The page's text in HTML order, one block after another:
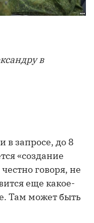
в
в запросе, до 8
«создание
говоря, не
еще какое-
Там может быть